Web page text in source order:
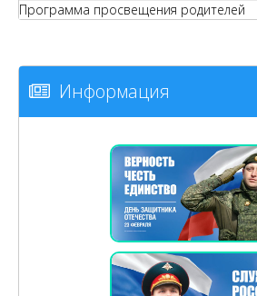
Программа просвещения родителей
Информация